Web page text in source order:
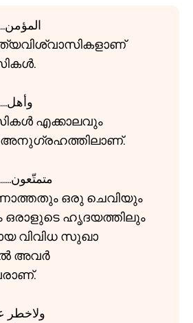
എക്കാലവും
അനുഗ്രഹത്തിലാണ്.
ഒരു ചെവിയും
ഒരാളുടെ ഹൃദയത്തിലും
വിവിധ സുഖാ
അവർ
ولاخطر